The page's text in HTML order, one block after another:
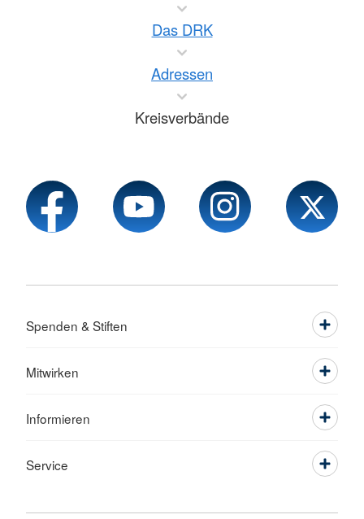
Das DRK
Adressen
Kreisverbände
Spenden & Stiften
Mitwirken
Informieren
Service